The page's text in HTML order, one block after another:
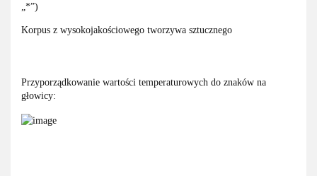
„*”)
Korpus z wysokojakościowego tworzywa sztucznego
Przyporządkowanie wartości temperaturowych do znaków na
głowicy: